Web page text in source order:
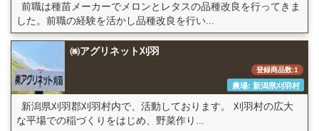
前職は種苗メーカーでメロンとレタスの品種改良を行ってきま
した。前職の経験を活かし品種改良を行い...
㈱アグリネット刈羽
登録商品数:1
農場: 新潟県刈羽村
新潟県刈羽郡刈羽村内で、活動しております。 刈羽村の広大
な平場での稲づくりをはじめ、野菜作り...